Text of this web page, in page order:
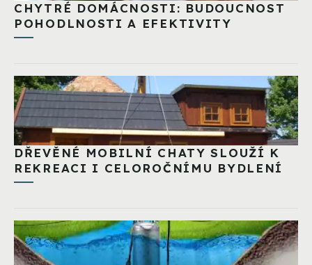
CHYTRÉ DOMÁCNOSTI: BUDOUCNOST
POHODLNOSTI A EFEKTIVITY
DŘEVĚNÉ MOBILNÍ CHATY SLOUŽÍ K
REKREACI I CELOROČNÍMU BYDLENÍ